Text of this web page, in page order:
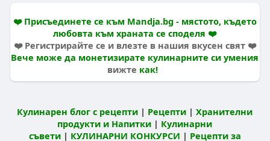
❤️ Присъединете се към Mandja.bg - мястото, където
любовта към храната се споделя ❤️
❤️ Регистрирайте се и влезте в нашия вкусен свят ❤️
Вече може да монетизирате кулинарните си умения
вижте как!
Кулинарен блог с рецепти | Рецепти |Хранителни
продукти и Напитки | Кулинарни
съвети| КУЛИНАРНИ КОНКУРСИ | Рецепти за